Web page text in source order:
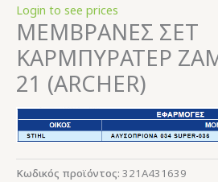
Login to see prices
ΜΕΜΒΡΑΝΕΣ ΣΕΤ
KΑΡΜΠΥΡΑΤΕΡ
21 (ARCHER)
Κωδικός προϊόντος: 321A431639